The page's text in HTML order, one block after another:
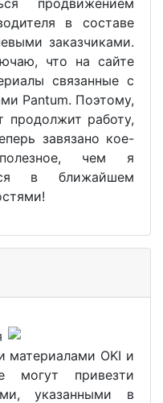
в составе
заказчиками.
что на сайте
связанные с
Pantum. Поэтому,
продолжит работу,
завязано кое-
чем я
в ближайшем
материалами OKI и
могут привезти
указанными в